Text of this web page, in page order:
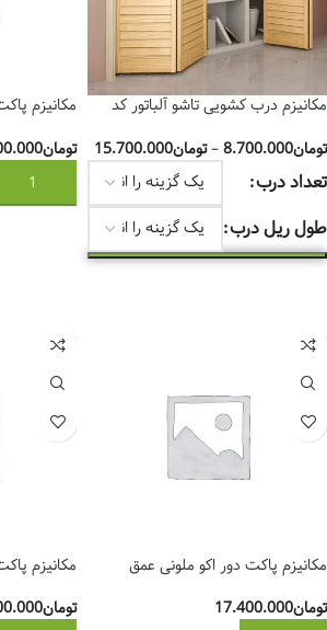
مکانیزم درب کشویی تاشو آلباتور کد
تومان8.700.000
–تومان15.700.000
تعداد درب
طول ریل درب
مکانیزم
تومان
افزودن
مکانیزم پاکت دور اکو ملونی عمق
تومان17.400.000
مکانیزم
تومان